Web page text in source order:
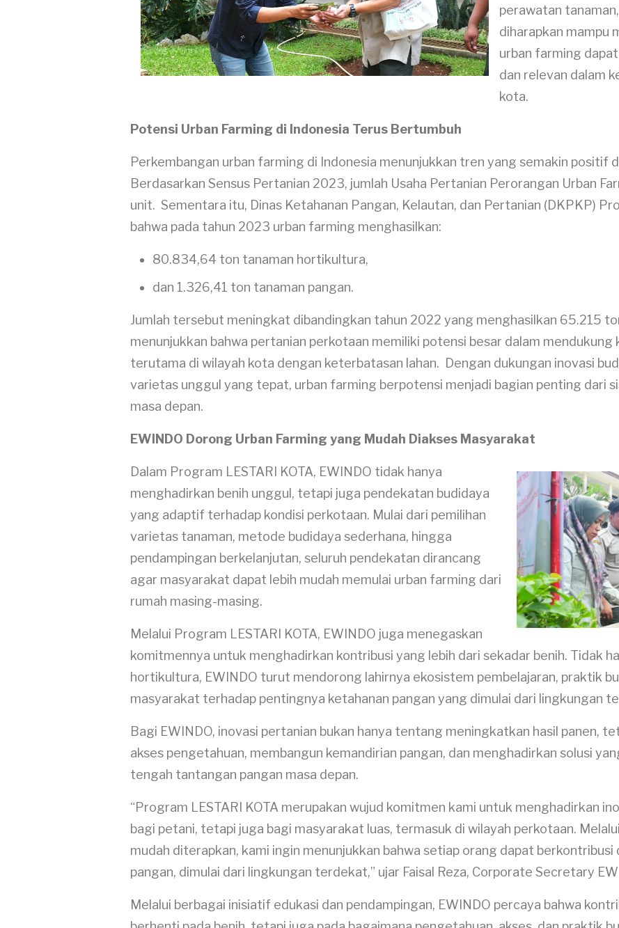
perawatan
diharapkan mampu
urban farming
dan relevan dalam
kota.
Potensi Urban Farming di Indonesia Terus Bertumbuh
Perkembangan urban farming di Indonesia menunjukkan tren yang semakin positif
Berdasarkan Sensus Pertanian 2023, jumlah Usaha Pertanian Perorangan Urban
unit. Sementara itu, Dinas Ketahanan Pangan, Kelautan, dan Pertanian (DKPKP)
bahwa pada tahun 2023 urban farming menghasilkan:
80.834,64 ton tanaman hortikultura,
dan 1.326,41 ton tanaman pangan.
Jumlah tersebut meningkat dibandingkan tahun 2022 yang menghasilkan 65.215
menunjukkan bahwa pertanian perkotaan memiliki potensi besar dalam mendukung
terutama di wilayah kota dengan keterbatasan lahan. Dengan dukungan inovasi
varietas unggul yang tepat, urban farming berpotensi menjadi bagian penting dari
masa depan.
EWINDO Dorong Urban Farming yang Mudah Diakses Masyarakat
Dalam Program LESTARI KOTA, EWINDO tidak hanya
menghadirkan benih unggul, tetapi juga pendekatan budidaya
yang adaptif terhadap kondisi perkotaan. Mulai dari pemilihan
varietas tanaman, metode budidaya sederhana, hingga
pendampingan berkelanjutan, seluruh pendekatan dirancang
agar masyarakat dapat lebih mudah memulai urban farming dari
rumah masing-masing.
Melalui Program LESTARI KOTA, EWINDO juga menegaskan
komitmennya untuk menghadirkan kontribusi yang lebih dari sekadar benih. Tidak
hortikultura, EWINDO turut mendorong lahirnya ekosistem pembelajaran, praktik
masyarakat terhadap pentingnya ketahanan pangan yang dimulai dari lingkungan
Bagi EWINDO, inovasi pertanian bukan hanya tentang meningkatkan hasil panen,
akses pengetahuan, membangun kemandirian pangan, dan menghadirkan solusi
tengah tantangan pangan masa depan.
“Program LESTARI KOTA merupakan wujud komitmen kami untuk menghadirkan
bagi petani, tetapi juga bagi masyarakat luas, termasuk di wilayah perkotaan.
mudah diterapkan, kami ingin menunjukkan bahwa setiap orang dapat
pangan, dimulai dari lingkungan terdekat,” ujar Faisal Reza, Corporate Secretary
Melalui berbagai inisiatif edukasi dan pendampingan, EWINDO percaya bahwa